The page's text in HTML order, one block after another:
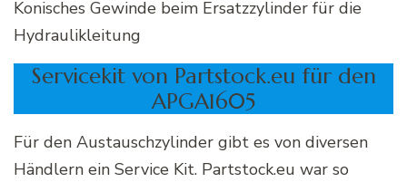
Konisches Gewinde beim Ersatzzylinder für die
Hydraulikleitung
Servicekit von Partstock.eu für den
APGA1605
Für den Austauschzylinder gibt es von diversen
Händlern ein Service Kit. Partstock.eu war so